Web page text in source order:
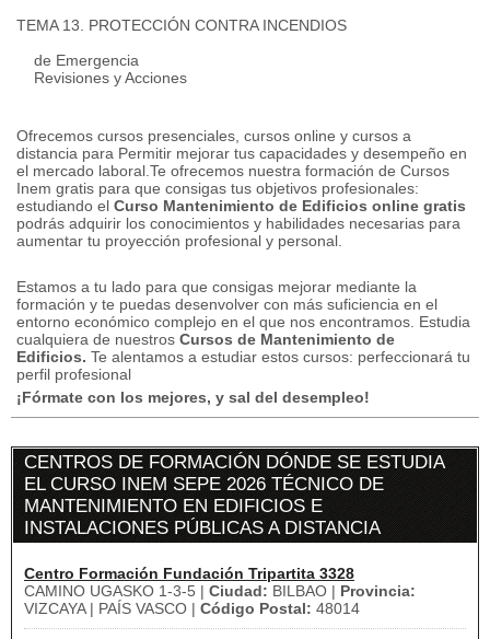
TEMA 13. PROTECCIÓN CONTRA INCENDIOS
de Emergencia
Revisiones y Acciones
Ofrecemos cursos presenciales, cursos online y cursos a
distancia para Permitir mejorar tus capacidades y desempeño en
el mercado laboral. Te ofrecemos nuestra formación de Cursos
Inem gratis para que consigas tus objetivos profesionales:
estudiando el Curso Mantenimiento de Edificios online gratis
podrás adquirir los conocimientos y habilidades necesarias para
aumentar tu proyección profesional y personal.
Estamos a tu lado para que consigas mejorar mediante la
formación y te puedas desenvolver con más suficiencia en el
entorno económico complejo en el que nos encontramos. Estudia
cualquiera de nuestros Cursos de Mantenimiento de
Edificios. Te alentamos a estudiar estos cursos: perfeccionará tu
perfil profesional
¡Fórmate con los mejores, y sal del desempleo!
CENTROS DE FORMACIÓN DÓNDE SE ESTUDIA
EL CURSO INEM SEPE 2026 TÉCNICO DE
MANTENIMIENTO EN EDIFICIOS E
INSTALACIONES PÚBLICAS A DISTANCIA
Centro Formación Fundación Tripartita 3328
CAMINO UGASKO 1-3-5 | Ciudad: BILBAO | Provincia:
VIZCAYA | PAÍS VASCO | Código Postal: 48014